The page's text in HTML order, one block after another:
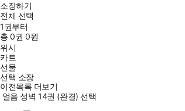
소장하기
전체 선택
1권부터
총0권 0원
위시
카트
선물
선택 소장
이전목록 더보기
얼음 성벽 14권 (완결) 선택